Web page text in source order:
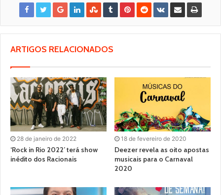
ARTIGOS RELACIONADOS
28 de janeiro de 2022
‘Rock in Rio 2022’ terá show
inédito dos Racionais
18 de fevereiro de 2020
Deezer revela as oito apostas
musicais para o Carnaval
2020